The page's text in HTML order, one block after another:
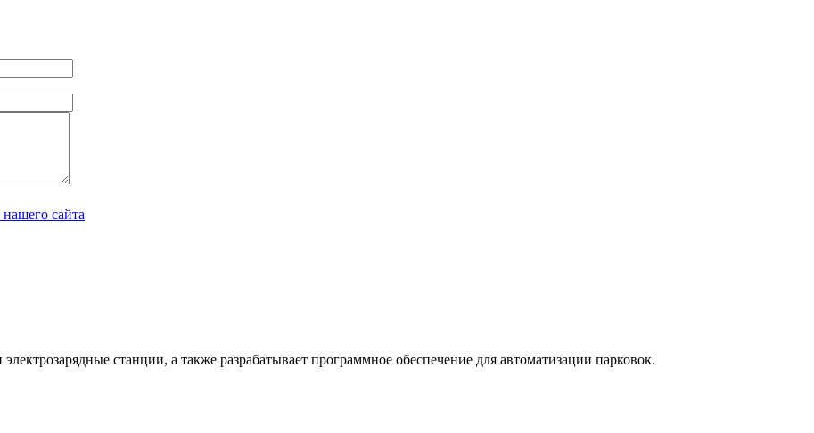
сайта
станции, а также разрабатывает программное обеспечение для автоматизации парковок.